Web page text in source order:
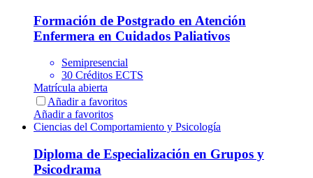
Formación de Postgrado en Atención
Enfermera en Cuidados Paliativos
Semipresencial
30 Créditos ECTS
Matrícula abierta
Añadir a favoritos
Añadir a favoritos
Ciencias del Comportamiento y Psicología
Diploma de Especialización en Grupos y
Psicodrama